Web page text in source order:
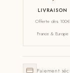
LIVRAISON
Offerte dès 100€
France & Europe
Paiement